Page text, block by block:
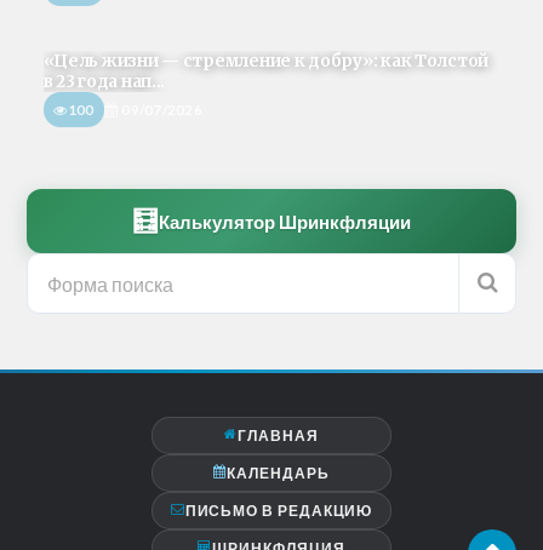
«Цель жизни — стремление к добру»: как Толстой
в 23 года нап...
100
🧮 Калькулятор Шринкфляции
ГЛАВНАЯ
КАЛЕНДАРЬ
ПИСЬМО В РЕДАКЦИЮ